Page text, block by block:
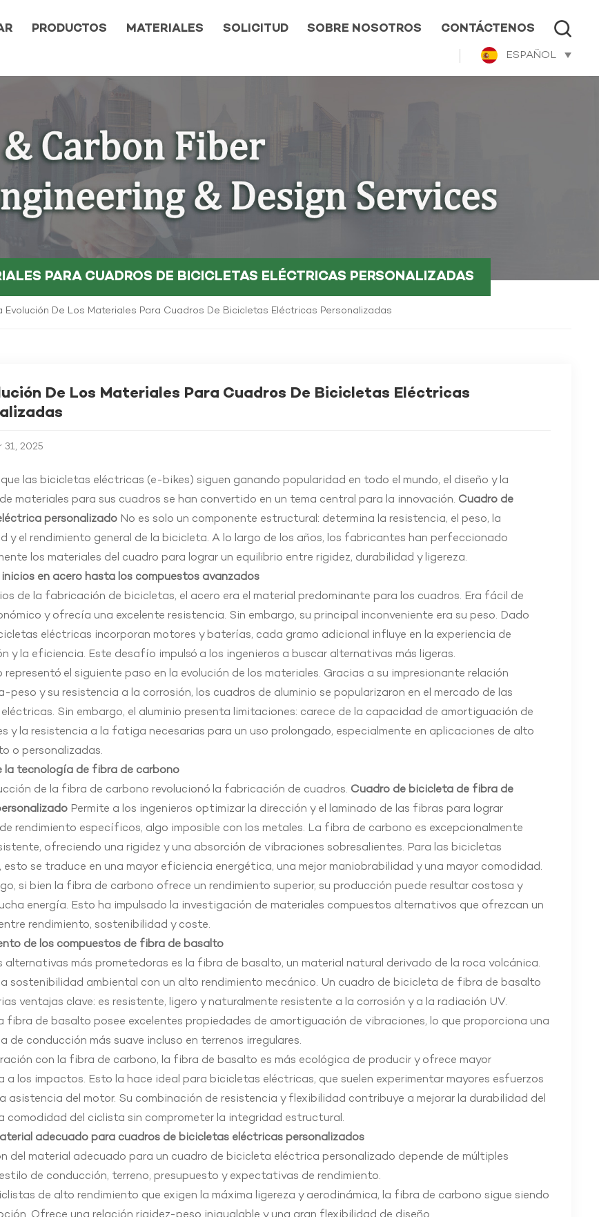
PRODUCTOS MATERIALES SOLICITUD SOBRE NOSOTROS
CONTÁCTENOS
ESPAÑOL
PARA CUADROS DE BICICLETAS ELÉCTRICAS PERSONALIZADAS
Evolución De Los Materiales Para Cuadros De Bicicletas Eléctricas Personalizadas
De Los Materiales Para Cuadros De Bicicletas Eléctricas
2025
las bicicletas eléctricas (e-bikes) siguen ganando popularidad en todo el mundo, el diseño y la
materiales para sus cuadros se han convertido en un tema central para la innovación. Cuadro de
personalizadoNo es solo un componente estructural: determina la resistencia, el peso, la
y el rendimiento general de la bicicleta. A lo largo de los años, los fabricantes han perfeccionado
los materiales del cuadro para lograr un equilibrio entre rigidez, durabilidad y ligereza.
inicios en acero hasta los compuestos avanzados
de la fabricación de bicicletas, el acero era el material predominante para los cuadros. Era fácil de
y ofrecía una excelente resistencia. Sin embargo, su principal inconveniente era su peso. Dado
eléctricas incorporan motores y baterías, cada gramo adicional influye en la experiencia de
y la eficiencia. Este desafío impulsó a los ingenieros a buscar alternativas más ligeras.
representó el siguiente paso en la evolución de los materiales. Gracias a su impresionante relación
peso y su resistencia a la corrosión, los cuadros de aluminio se popularizaron en el mercado de las
Sin embargo, el aluminio presenta limitaciones: carece de la capacidad de amortiguación de
y la resistencia a la fatiga necesarias para un uso prolongado, especialmente en aplicaciones de alto
o personalizadas.
la tecnología de fibra de carbono
de la fibra de carbono revolucionó la fabricación de cuadros. Cuadro de bicicleta de fibra de
Permite a los ingenieros optimizar la dirección y el laminado de las fibras para lograr
rendimiento específicos, algo imposible con los metales. La fibra de carbono es excepcionalmente
ofreciendo una rigidez y una absorción de vibraciones sobresalientes. Para las bicicletas
esto se traduce en una mayor eficiencia energética, una mejor maniobrabilidad y una mayor comodidad.
si bien la fibra de carbono ofrece un rendimiento superior, su producción puede resultar costosa y
energía. Esto ha impulsado la investigación de materiales compuestos alternativos que ofrezcan un
rendimiento, sostenibilidad y coste.
de los compuestos de fibra de basalto
alternativas más prometedoras es la fibra de basalto, un material natural derivado de la roca volcánica.
sostenibilidad ambiental con un alto rendimiento mecánico. Un cuadro de bicicleta de fibra de basalto
ventajas clave: es resistente, ligero y naturalmente resistente a la corrosión y a la radiación UV.
fibra de basalto posee excelentes propiedades de amortiguación de vibraciones, lo que proporciona una
de conducción más suave incluso en terrenos irregulares.
con la fibra de carbono, la fibra de basalto es más ecológica de producir y ofrece mayor
a los impactos. Esto la hace ideal para bicicletas eléctricas, que suelen experimentar mayores esfuerzos
asistencia del motor. Su combinación de resistencia y flexibilidad contribuye a mejorar la durabilidad del
comodidad del ciclista sin comprometer la integridad estructural.
adecuado para cuadros de bicicletas eléctricas personalizados
del material adecuado para un cuadro de bicicleta eléctrica personalizado depende de múltiples
de conducción, terreno, presupuesto y expectativas de rendimiento.
de alto rendimiento que exigen la máxima ligereza y aerodinámica, la fibra de carbono sigue siendo